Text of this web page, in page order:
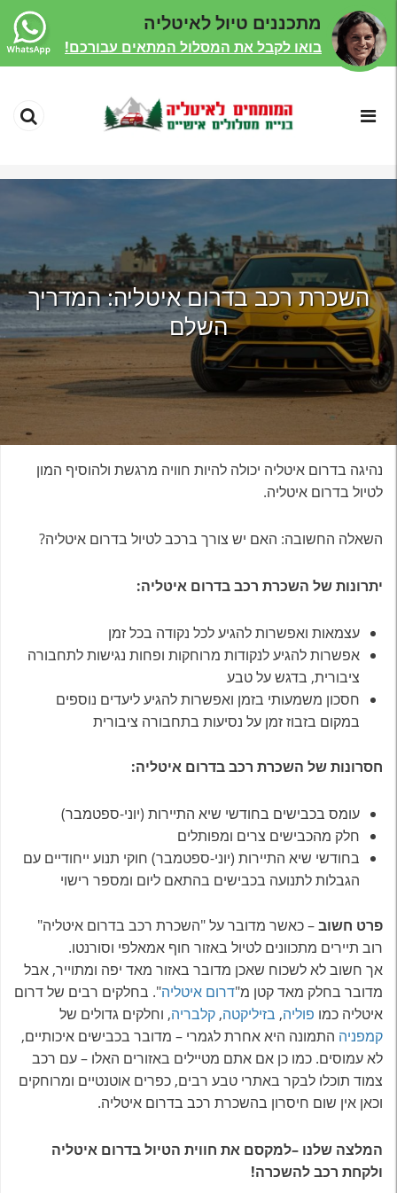
השכרת רכב בדרום איטליה: המדריך
השלם
נהיגה בדרום איטליה יכולה להיות חוויה מרגשת ולהוסיף המון
לטיול בדרום איטליה.
השאלה החשובה: האם יש צורך ברכב לטיול בדרום איטליה?
יתרונות של השכרת רכב בדרום איטליה:
עצמאות ואפשרות להגיע לכל נקודה בכל זמן
אפשרות להגיע לנקודות מרוחקות ופחות נגישות לתחבורה
ציבורית, בדגש על טבע
חסכון משמעותי בזמן ואפשרות להגיע ליעדים נוספים
במקום בזבוז זמן על נסיעות בתחבורה ציבורית
חסרונות של השכרת רכב בדרום איטליה:
עומס בכבישים בחודשי שיא התיירות (יוני-ספטמבר)
חלק מהכבישים צרים ומפותלים
בחודשי שיא התיירות (יוני-ספטמבר) חוקי תנוע ייחודיים עם
הגבלות לתנועה בכבישים בהתאם ליום ומספר רישוי
פרט חשוב– כאשר מדובר על "השכרת רכב בדרום איטליה"
רוב תיירים מתכוונים לטיול באזור חוף אמאלפי וסורנטו.
אך חשוב לא לשכוח שאכן מדובר באזור מאד יפה ומתוייר, אבל
מדובר בחלק מאד קטן מ"דרום איטליה". בחלקים רבים של דרום
איטליה כמו פוליה, בזיליקטה, קלבריה, וחלקים גדולים של
קמפניה התמונה היא אחרת לגמרי – מדובר בכבישים איכותיים,
לא עמוסים. כמו כן אם אתם מטיילים באזורים האלו – עם רכב
צמוד תוכלו לבקר באתרי טבע רבים, כפרים אוטנטיים ומרוחקים
וכאן אין שום חיסרון בהשכרת רכב בדרום איטליה.
המלצה שלנו –למקסם את חווית הטיול בדרום איטליה
ולקחת רכב להשכרה!
מתכננים טיול לאיטליה
בואו לקבל את המסלול המתאים עבורכם!